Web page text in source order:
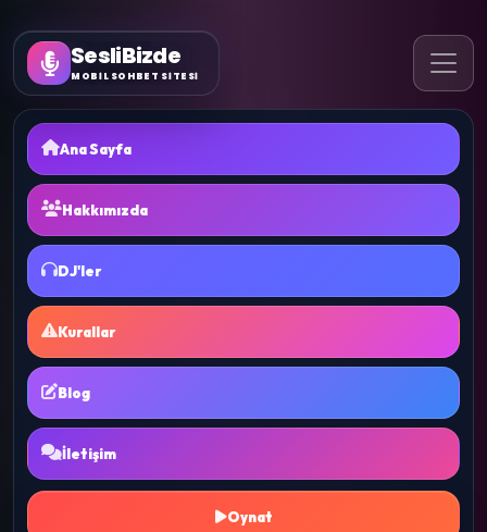
SesliBizde
MOBİL SOHBET SİTESİ
Ana Sayfa
Hakkımızda
DJ'ler
Kurallar
Blog
İletişim
Oynat